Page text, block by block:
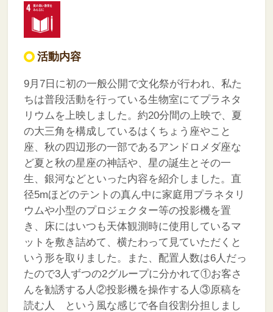
活動内容
9月7日に初の一般公開で文化祭が行われ、私た
ちは普段活動を行っている生物室にてプラネタ
リウムを上映しました。約20分間の上映で、夏
の大三角を構成しているはくちょう座やこと
座、秋の四辺形の一部であるアンドロメダ座な
ど夏と秋の星座の神話や、星の誕生とその一
生、銀河などといった内容を紹介しました。直
径5mほどのテントの真ん中に家庭用プラネタリ
ウムや小型のプロジェクター等の投影機を置
き、床にはいつも天体観測時に使用しているマ
ットを敷き詰めて、横たわって見ていただくと
いう形を取りました。また、配置人数は6人だっ
たので3人ずつの2グループに分かれて①お客さ
んを勧誘する人②投影機を操作する人③原稿を
読む人 という風な感じで各自役割分担しまし